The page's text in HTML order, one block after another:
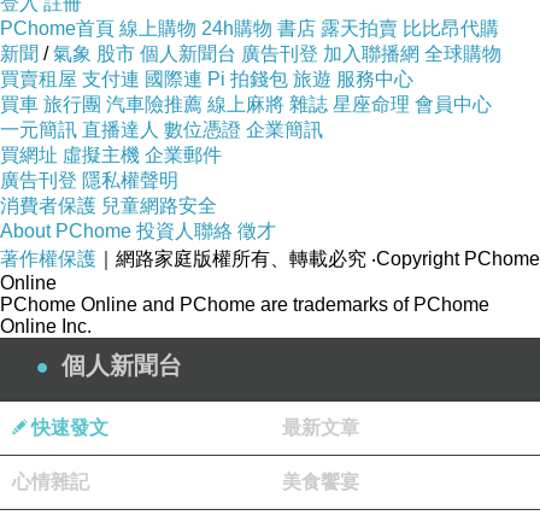
PChome首頁 線上購物 24h購物 書店 露天拍賣 比比昂代購
新聞 /氣象 股市 個人新聞台 廣告刊登 加入聯播網 全球購物
買賣租屋 支付連 國際連 Pi 拍錢包 旅遊 服務中心
買車 旅行團 汽車險推薦 線上麻將 雜誌 星座命理 會員中心
一元簡訊 直播達人 數位憑證 企業簡訊
買網址 虛擬主機 企業郵件
廣告刊登 隱私權聲明
消費者保護 兒童網路安全
About PChome 投資人聯絡 徵才
著作權保護 ｜網路家庭版權所有、轉載必究 ‧Copyright PChome
Online
PChome Online and PChome are trademarks of PChome
Online Inc.
個人新聞台
快速發文 最新文章
心情雜記 美食饗宴